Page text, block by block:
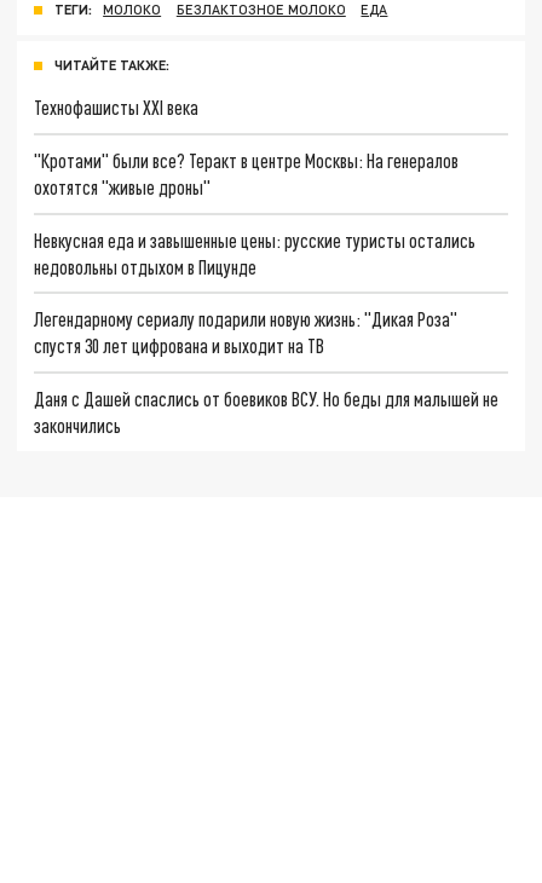
ТЕГИ: МОЛОКО БЕЗЛАКТОЗНОЕ МОЛОКО ЕДА
ЧИТАЙТЕ ТАКЖЕ:
Технофашисты XXI века
"Кротами" были все? Теракт в центре Москвы: На генералов
охотятся "живые дроны"
Невкусная еда и завышенные цены: русские туристы остались
недовольны отдыхом в Пицунде
Легендарному сериалу подарили новую жизнь: "Дикая Роза"
спустя 30 лет цифрована и выходит на ТВ
Даня с Дашей спаслись от боевиков ВСУ. Но беды для малышей не
закончились